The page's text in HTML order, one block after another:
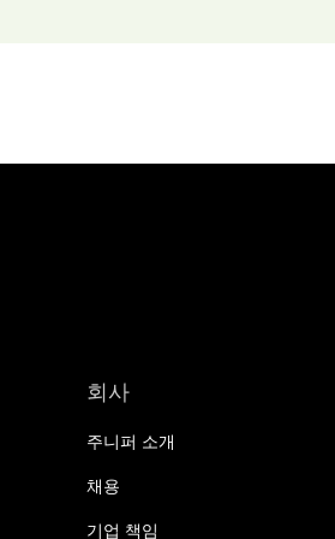
회사
주니퍼 소개
채용
기업 책임